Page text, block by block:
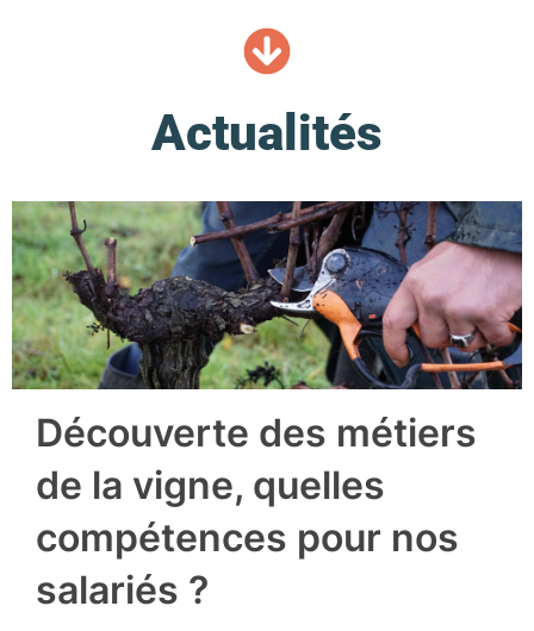
Actualités
Découverte des métiers
de la vigne, quelles
compétences pour nos
salariés ?